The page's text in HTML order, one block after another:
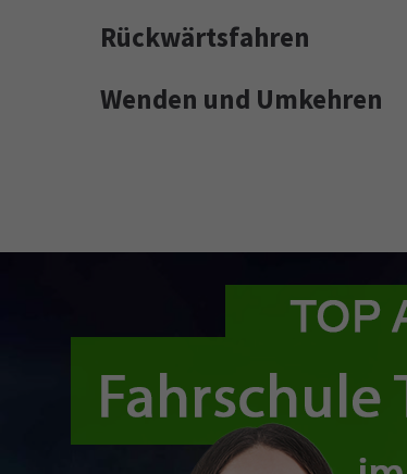
Rückwärtsfahren
Wenden und Umkehren